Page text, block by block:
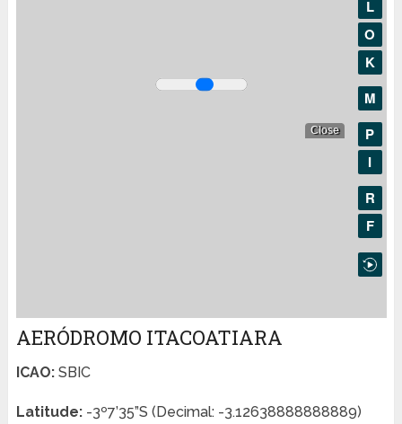
AERÓDROMO ITACOATIARA
ICAO:SBIC
Latitude:-3º7’35”S (Decimal: -3.12638888888889)